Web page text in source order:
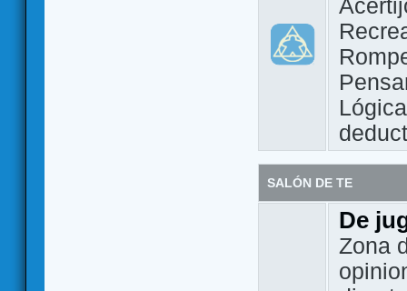
Lógica
SALÓN DE TE
De
Zona